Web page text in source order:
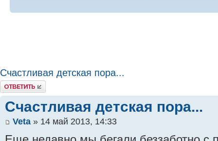
Счастливая детская пора...
Ответить
Счастливая детская пора...
Veta » 14 май 2013, 14:33